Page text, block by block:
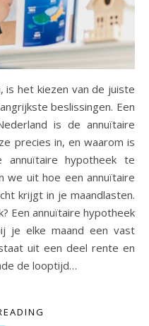
beslissingen. Een
is de annuïtaire
precies in, en waarom is
hypotheek te
we uit hoe een annuïtaire
krijgt in je maandlasten.
Een annuïtaire hypotheek
je elke maand een vast
uit een deel rente en
de looptijd…